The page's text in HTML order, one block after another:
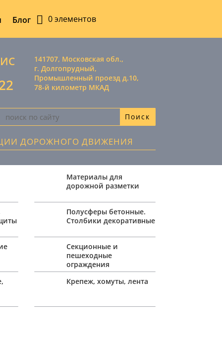
Блог 0 элементов
141707, Московская обл.,
г. Долгопрудный,
Промышленный проезд д.10,
78-й километр МКАД
ДОРОЖНОГО ДВИЖЕНИЯ
Материалы для
дорожной разметки
Полусферы бетонные.
Столбики декоративные
Секционные и
пешеходные
ограждения
Крепеж, хомуты, лента